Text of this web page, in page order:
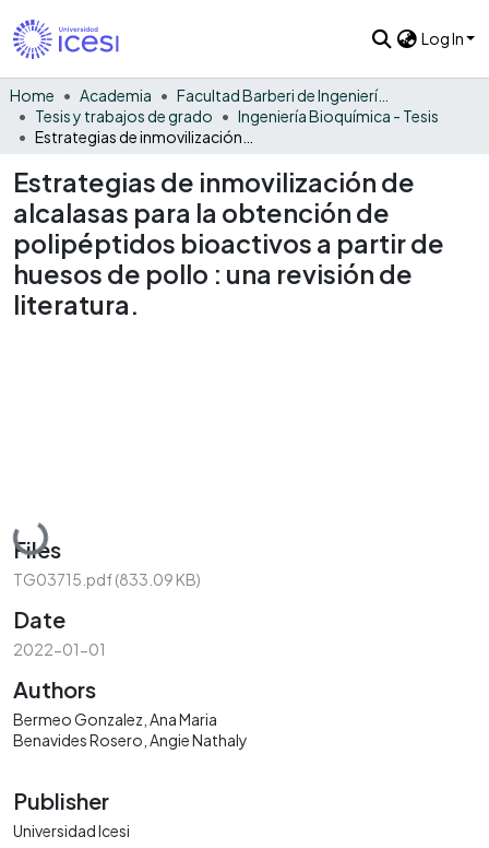
Log In
Home Academia
Facultad Barberi de Ingeniería, Diseño y Ciencias Aplicadas
Tesis y trabajos de grado
Ingeniería Bioquímica - Tesis
Estrategias de inmovilización de
alcalasas para la obtención de
polipéptidos bioactivos a partir de
huesos de pollo : una revisión de
literatura.
Loading...
Files
TG03715.pdf(833.09 KB)
Date
2022-01-01
Authors
Bermeo Gonzalez, Ana Maria
Benavides Rosero, Angie Nathaly
Publisher
Universidad Icesi